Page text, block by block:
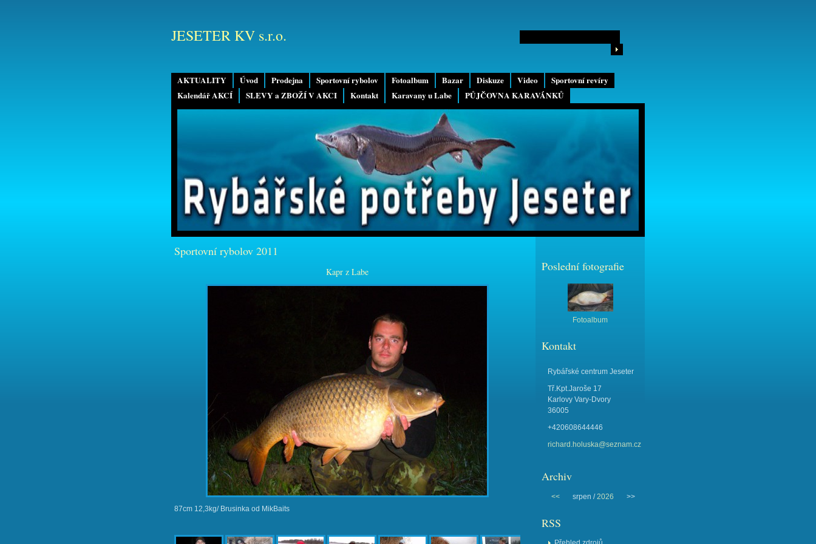
AKTUALITY Úvod Prodejna Sportovní rybolov Fotoalbum Bazar Diskuze Video
Sportovní revíry
Kalendář AKCÍ
SLEVY a ZBOŽÍ V AKCI Kontakt Karavany u Labe PŮJČOVNA KARAVÁNKŮ
JESETER KV s.r.o.
Sportovní rybolov 2011
Kapr z Labe
87cm 12,3kg/ Brusinka od MikBaits
Poslední fotografie
Fotoalbum
Kontakt
Rybářské centrum Jeseter
Tř.Kpt.Jaroše 17
Karlovy Vary-Dvory
36005
+420608644446
richard.holuska@seznam.cz
Archiv
<< srpen /2026 >>
RSS